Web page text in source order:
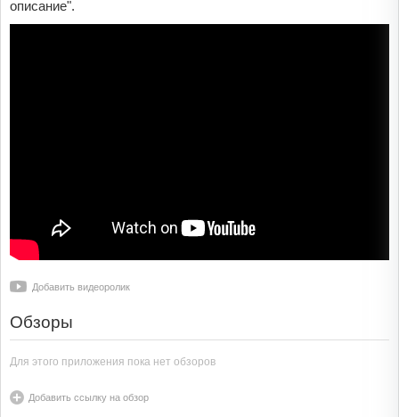
описание".
Добавить видеоролик
Обзоры
Для этого приложения пока нет обзоров
Добавить ссылку на обзор